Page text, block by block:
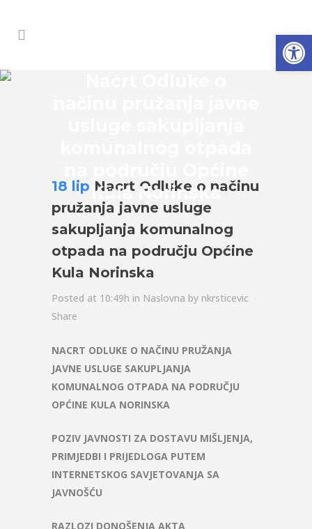
Kula Norinska
18 lip Nacrt Odluke o načinu
pružanja javne usluge
sakupljanja komunalnog
otpada na području Općine
Kula Norinska
Posted at 10:49h in Naslovna by nkrsticevic
Share
NACRT ODLUKE O NAČINU PRUŽANJA
JAVNE USLUGE SAKUPLJANJA
KOMUNALNOG OTPADA NA PODRUČJU
OPĆINE KULA NORINSKA
POZIV JAVNOSTI ZA DOSTAVU MIŠLJENJA,
PRIMJEDBI I PRIJEDLOGA PUTEM
INTERNETSKOG SAVJETOVANJA SA
JAVNOŠĆU
RAZLOZI DONOŠENJA AKTA